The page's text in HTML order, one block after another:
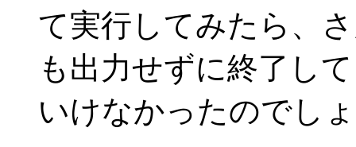
て実行してみたら、
も出力せずに終了し
いけなかったのでし